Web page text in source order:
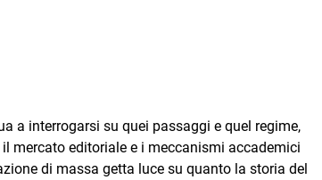
a interrogarsi su quei passaggi e quel regime,
mercato editoriale e i meccanismi accademici
di massa getta luce su quanto la storia del